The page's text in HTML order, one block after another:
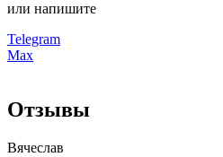
или напишите
Telegram
Max
Отзывы
Вячеслав